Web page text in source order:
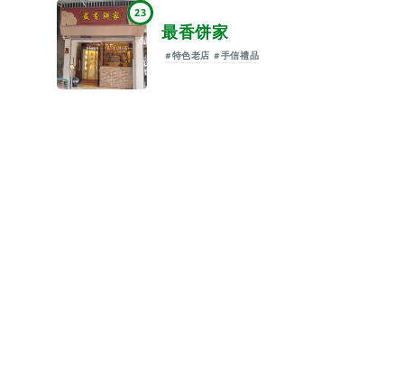
23
最香饼家
#特色老店 #手信禮品